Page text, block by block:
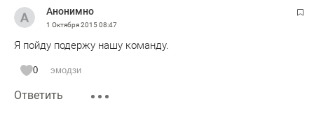
Анонимно
1 Октября 201508:47
Я пойду подержу нашу команду.
0 эмодзи
Ответить